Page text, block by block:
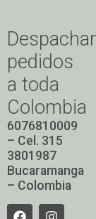
pedidos
a toda
Colombia
6076810009
– Cel. 315
3801987
Bucaramanga
– Colombia